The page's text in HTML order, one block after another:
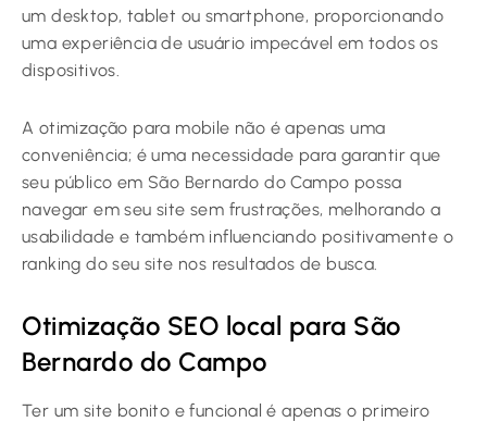
um desktop, tablet ou smartphone, proporcionando
uma experiência de usuário impecável em todos os
dispositivos.
A otimização para mobile não é apenas uma
conveniência; é uma necessidade para garantir que
seu público em São Bernardo do Campo possa
navegar em seu site sem frustrações, melhorando a
usabilidade e também influenciando positivamente o
ranking do seu site nos resultados de busca.
Otimização SEO local para São
Bernardo do Campo
Ter um site bonito e funcional é apenas o primeiro